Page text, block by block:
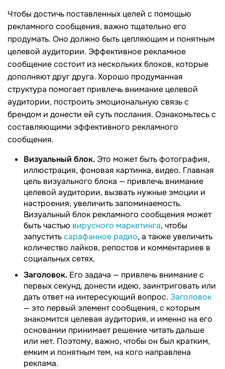
Чтобы достичь поставленных целей с помощью
рекламного сообщения, важно тщательно его
продумать. Оно должно быть цепляющим и понятным
целевой аудитории. Эффективное рекламное
сообщение состоит из нескольких блоков, которые
дополняют друг друга. Хорошо продуманная
структура помогает привлечь внимание целевой
аудитории, построить эмоциональную связь с
брендом и донести ей суть послания. Ознакомьтесь с
составляющими эффективного рекламного
сообщения.
Визуальный блок. Это может быть фотография,
иллюстрация, фоновая картинка, видео. Главная
цель визуального блока — привлечь внимание
целевой аудитории, вызвать нужные эмоции и
настроения, увеличить запоминаемость.
Визуальный блок рекламного сообщения может
быть частью вирусного маркетинга, чтобы
запуститьсарафанное радио, а также увеличить
количество лайков, репостов и комментариев в
социальных сетях.
Заголовок. Его задача — привлечь внимание с
первых секунд, донести идею, заинтриговать или
дать ответ на интересующий вопрос. Заголовок
— это первый элемент сообщения, с которым
знакомится целевая аудитория, и именно на его
основании принимает решение читать дальше
или нет. Поэтому, важно, чтобы он был кратким,
емким и понятным тем, на кого направлена
реклама.